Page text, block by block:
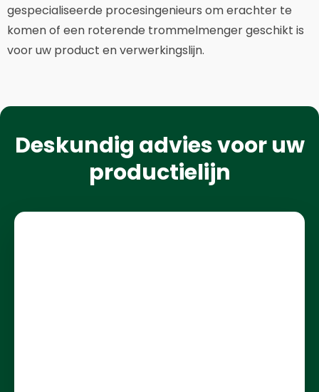
gespecialiseerde procesingenieurs om erachter te
komen of een roterende trommelmenger geschikt is
voor uw product en verwerkingslijn.
Deskundig advies voor uw
productielijn